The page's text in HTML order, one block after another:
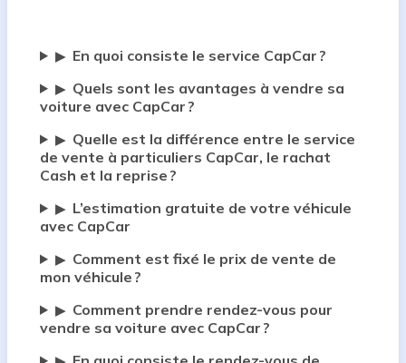
▶ En quoi consiste le service CapCar ?
▶ Quels sont les avantages à vendre sa
voiture avec CapCar ?
▶ Quelle est la différence entre le service
de vente à particuliers CapCar, le rachat
Cash et la reprise ?
▶ L’estimation gratuite de votre véhicule
avec CapCar
▶ Comment est fixé le prix de vente de
mon véhicule ?
▶ Comment prendre rendez-vous pour
vendre sa voiture avec CapCar ?